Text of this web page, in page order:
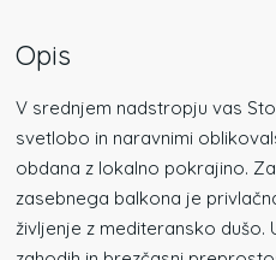
Opis
V srednjem nadstropju vas
svetlobo in naravnimi
obdana z lokalno pokrajino.
zasebnega balkona je
življenje z mediteransko dušo.